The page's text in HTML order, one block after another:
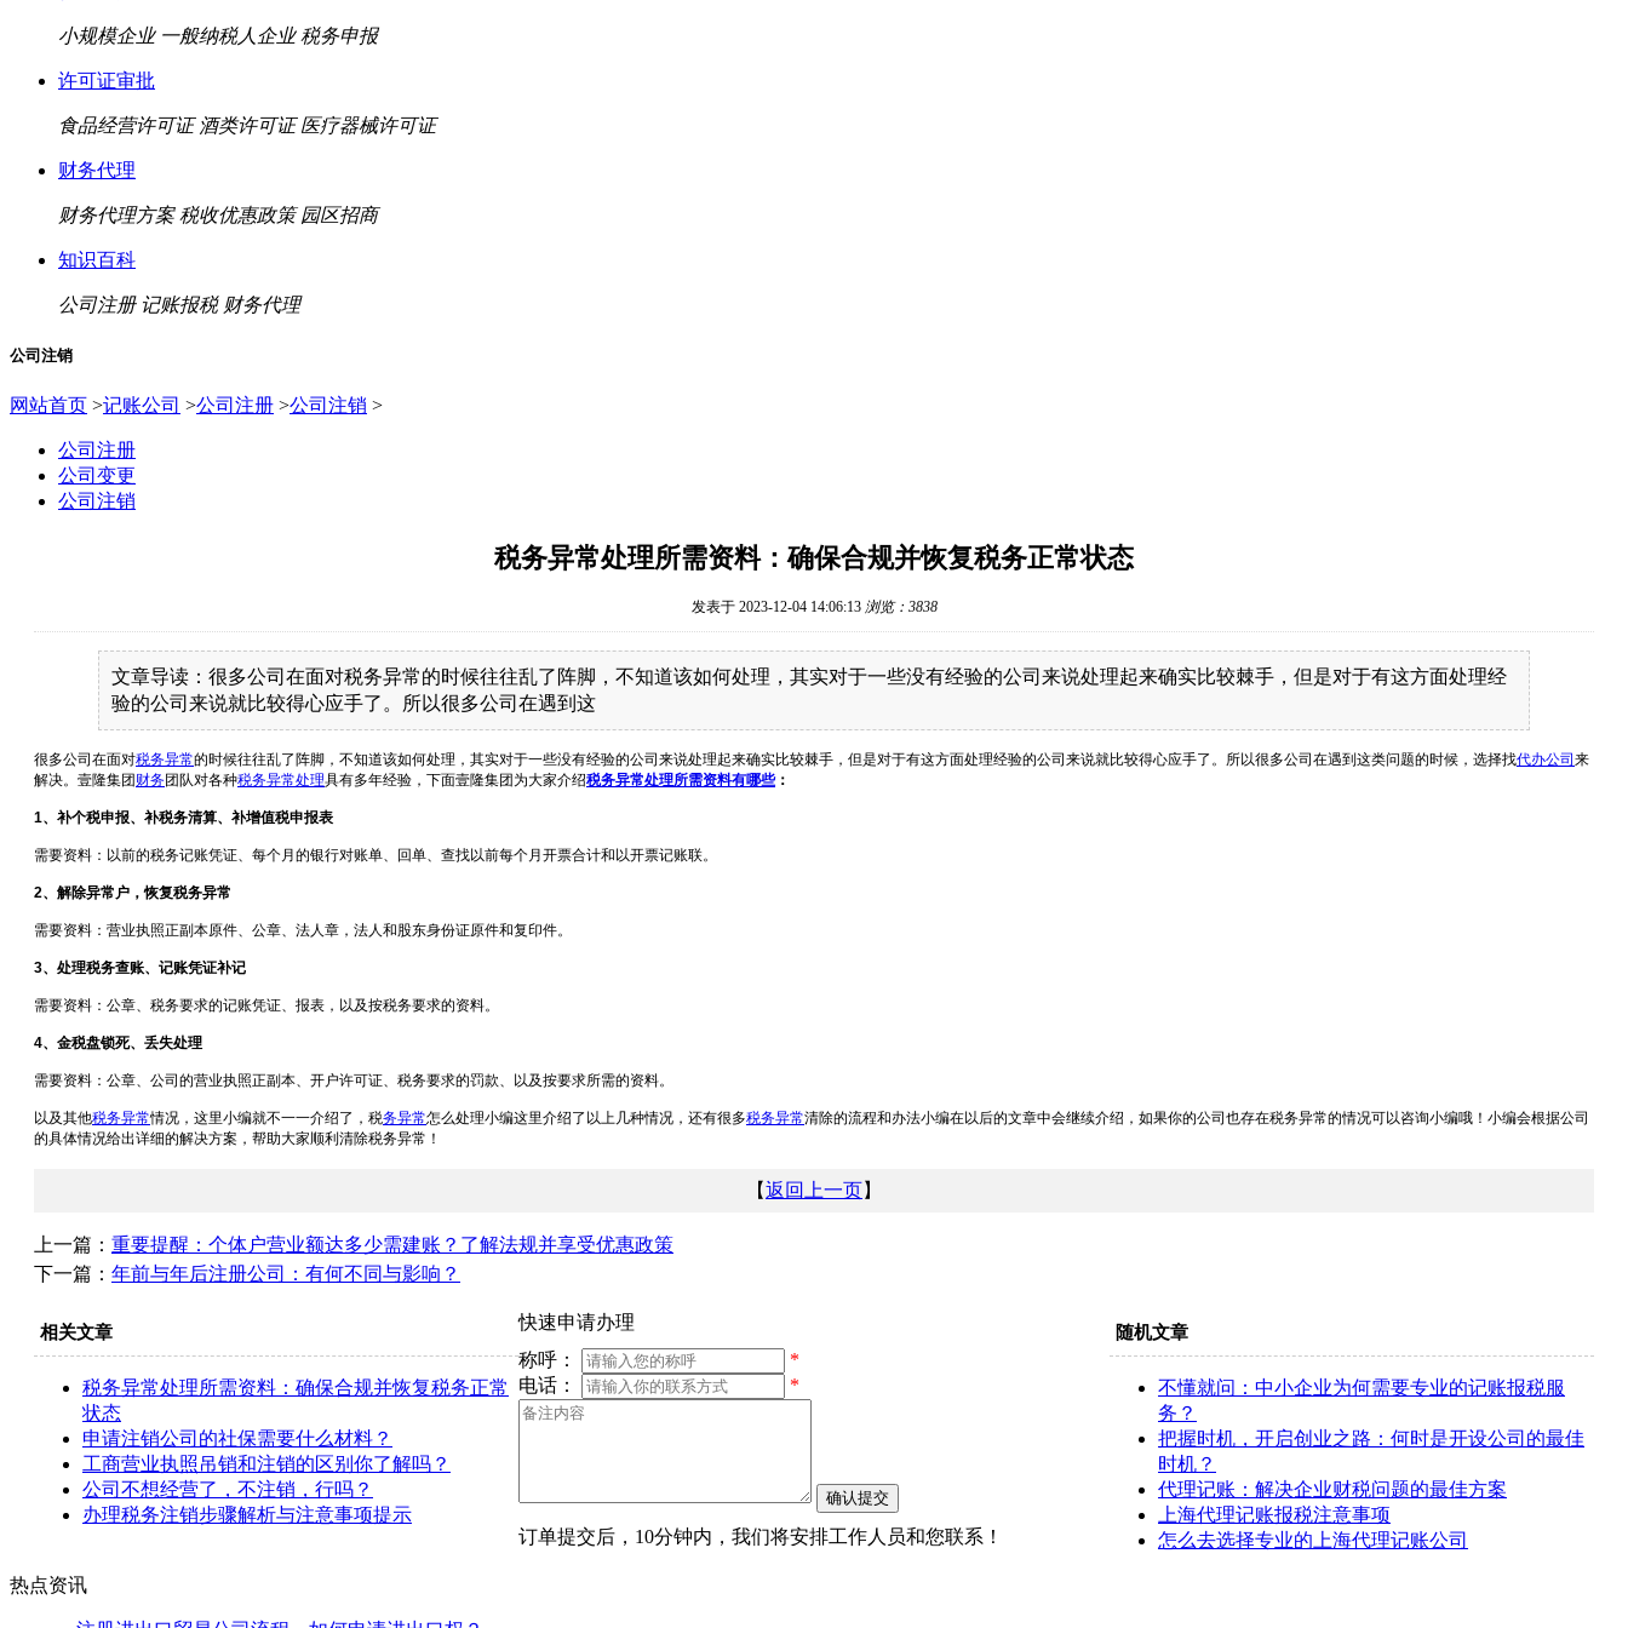
小规模企业 一般纳税人企业 税务申报
许可证审批
食品经营许可证 酒类许可证 医疗器械许可证
财务代理
财务代理方案 税收优惠政策 园区招商
知识百科
公司注册 记账报税 财务代理
公司注销
网站首页 >记账公司 >公司注册 >公司注销 >
公司注册
公司变更
公司注销
税务异常处理所需资料：确保合规并恢复税务正常状态
发表于 2023-12-04 14:06:13 浏览：3838
文章导读：很多公司在面对税务异常的时候往往乱了阵脚，不知道该如何处理，其实对于一些没有经验的公司来说处理起来确实比较棘手，但是对于有这方面处理经
验的公司来说就比较得心应手了。所以很多公司在遇到这
很多公司在面对税务异常的时候往往乱了阵脚，不知道该如何处理，其实对于一些没有经验的公司来说处理起来确实比较棘手，但是对于有这方面处理经验的公司来说就比较得心应手了。所以很多公司在遇到这类问题的时候，选择找代办公司 来
解决。壹隆集团 财务团队对各种税务异常处理具有多年经验，下面壹隆集团为大家介绍税务异常处理所需资料有哪些：
1、补个税申报、补税务清算、补增值税申报表
需要资料：以前的税务记账凭证、每个月的银行对账单、回单、查找以前每个月开票合计和以开票记账联。
2、解除异常户，恢复税务异常
需要资料：营业执照正副本原件、公章、法人章，法人和股东身份证原件和复印件。
3、处理税务查账、记账凭证补记
需要资料：公章、税务要求的记账凭证、报表，以及按税务要求的资料。
4、金税盘锁死、丢失处理
需要资料：公章、公司的营业执照正副本、开户许可证、税务要求的罚款、以及按要求所需的资料。
以及其他税务异常情况，这里小编就不一一介绍了，税务异常怎么处理小编这里介绍了以上几种情况，还有很多税务异常清除的流程和办法小编在以后的文章中会继续介绍，如果你的公司也存在税务异常的情况可以咨询小编哦！小编会根据公司
的具体情况给出详细的解决方案，帮助大家顺利清除税务异常！
【返回上一页】
上一篇： 重要提醒：个体户营业额达多少需建账？了解法规并享受优惠政策
下一篇： 年前与年后注册公司：有何不同与影响？
相关文章
税务异常处理所需资料：确保合规并恢复税务正常
状态
申请注销公司的社保需要什么材料？
工商营业执照吊销和注销的区别你了解吗？
公司不想经营了，不注销，行吗？
办理税务注销步骤解析与注意事项提示
随机文章
不懂就问：中小企业为何需要专业的记账报税服
务？
把握时机，开启创业之路：何时是开设公司的最佳
时机？
代理记账：解决企业财税问题的最佳方案
上海代理记账报税注意事项
怎么去选择专业的上海代理记账公司
快速申请办理
称呼：
*
电话：
*
订单提交后，10分钟内，我们将安排工作人员和您联系！
热点资讯